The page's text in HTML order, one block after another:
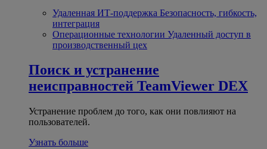
Удаленная ИТ-поддержка Безопасность, гибкость,
интеграция
Операционные технологии Удаленный доступ в
производственный цех
Поиск и устранение
неисправностей TeamViewer DEX
Устранение проблем до того, как они повлияют на
пользователей.
Узнать больше